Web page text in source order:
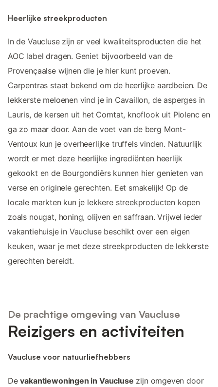
Heerlijke streekproducten
In de Vaucluse zijn er veel kwaliteitsproducten die het
AOC label dragen. Geniet bijvoorbeeld van de
Provençaalse wijnen die je hier kunt proeven.
Carpentras staat bekend om de heerlijke aardbeien. De
lekkerste meloenen vind je in Cavaillon, de asperges in
Lauris, de kersen uit het Comtat, knoflook uit Piolenc en
ga zo maar door. Aan de voet van de berg Mont-
Ventoux kun je overheerlijke truffels vinden. Natuurlijk
wordt er met deze heerlijke ingrediënten heerlijk
gekookt en de Bourgondiërs kunnen hier genieten van
verse en originele gerechten. Eet smakelijk! Op de
locale markten kun je lekkere streekproducten kopen
zoals nougat, honing, olijven en saffraan. Vrijwel ieder
vakantiehuisje in Vaucluse beschikt over een eigen
keuken, waar je met deze streekproducten de lekkerste
gerechten bereidt.
De prachtige omgeving van Vaucluse
Reizigers en activiteiten
Vaucluse voor natuurliefhebbers
Devakantiewoningen in Vaucluse zijn omgeven door